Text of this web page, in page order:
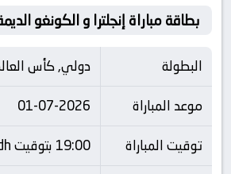
بطاقة مباراة إنجلترا و الكونغو
البطولة
دولي, كأس العالم
موعد المباراة
01-07-2026
توقيت المباراة
19:00 بتوقيت Asia/Riyadh